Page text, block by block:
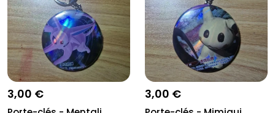
3,00 € 3,00 €